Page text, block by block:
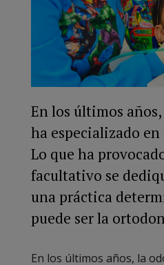
En los últimos
ha especializado
Lo que ha
facultativo se
una práctica
puede ser la
En los últimos años, la